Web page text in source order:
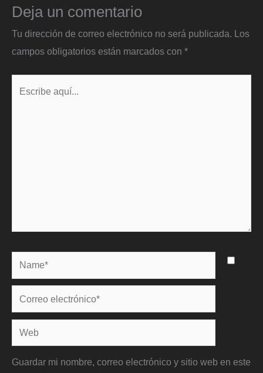
Deja un comentario
Tu dirección de correo electrónico no será publicada.
Los
campos obligatorios están marcados con *
Name*
Correo
electrónico*
Web
Guardar mi nombre, correo electrónico y sitio web en este